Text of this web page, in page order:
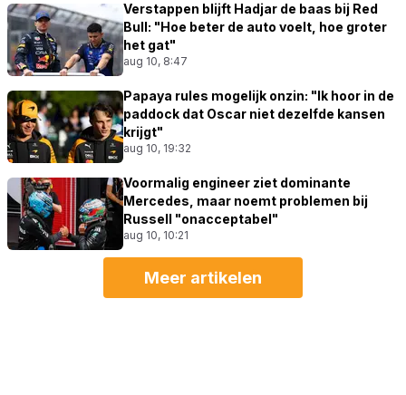
Verstappen blijft Hadjar de baas bij Red
Bull: "Hoe beter de auto voelt, hoe groter
het gat"
aug 10, 8:47
Papaya rules mogelijk onzin: "Ik hoor in de
paddock dat Oscar niet dezelfde kansen
krijgt"
aug 10, 19:32
Voormalig engineer ziet dominante
Mercedes, maar noemt problemen bij
Russell "onacceptabel"
aug 10, 10:21
Meer artikelen